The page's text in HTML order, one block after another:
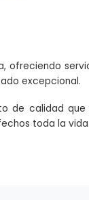
ofreciendo
excepcional.
de calidad
toda la vida.